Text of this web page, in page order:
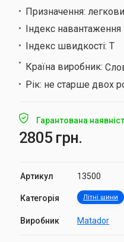
Призначення:
Індекс
Індекс швидкості: T
Країна виробник:
Рік: не старше двох
Гарантована
2805 грн.
Артикул 13500
Категорія Літні шини
Виробник Matador